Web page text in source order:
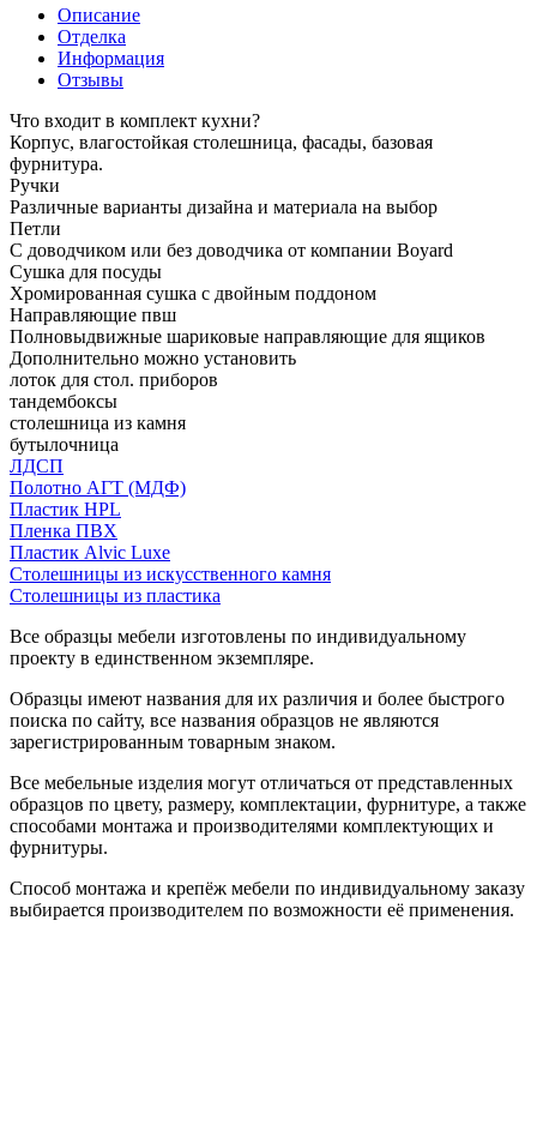
Описание
Отделка
Информация
Отзывы
Что входит в комплект кухни?
Корпус, влагостойкая столешница, фасады, базовая
фурнитура.
Ручки
Различные варианты дизайна и материала на выбор
Петли
С доводчиком или без доводчика от компании Boyard
Сушка для посуды
Хромированная сушка с двойным поддоном
Направляющие пвш
Полновыдвижные шариковые направляющие для ящиков
Дополнительно можно установить
лоток для стол. приборов
тандембоксы
столешница из камня
бутылочница
ЛДСП
Полотно АГТ (МДФ)
Пластик HPL
Пленка ПВХ
Пластик Alvic Luxe
Столешницы из искусственного камня
Столешницы из пластика
Все образцы мебели изготовлены по индивидуальному
проекту в единственном экземпляре.
Образцы имеют названия для их различия и более быстрого
поиска по сайту, все названия образцов не являются
зарегистрированным товарным знаком.
Все мебельные изделия могут отличаться от представленных
образцов по цвету, размеру, комплектации, фурнитуре, а также
способами монтажа и производителями комплектующих и
фурнитуры.
Способ монтажа и крепёж мебели по индивидуальному заказу
выбирается производителем по возможности её применения.